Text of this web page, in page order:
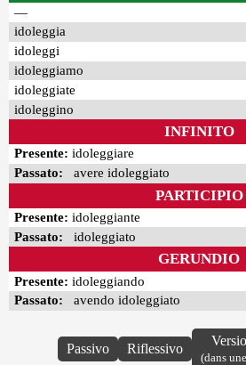
—
idoleggia
idoleggi
idoleggiamo
idoleggiate
idoleggino
INFINITO
Presente: idoleggiare
Passato: avere idoleggiato
PARTICIPIO
Presente: idoleggiante
Passato: idoleggiato
GERUNDIO
Presente: idoleggiando
Passato: avendo idoleggiato
Passivo Riflessivo
(dans